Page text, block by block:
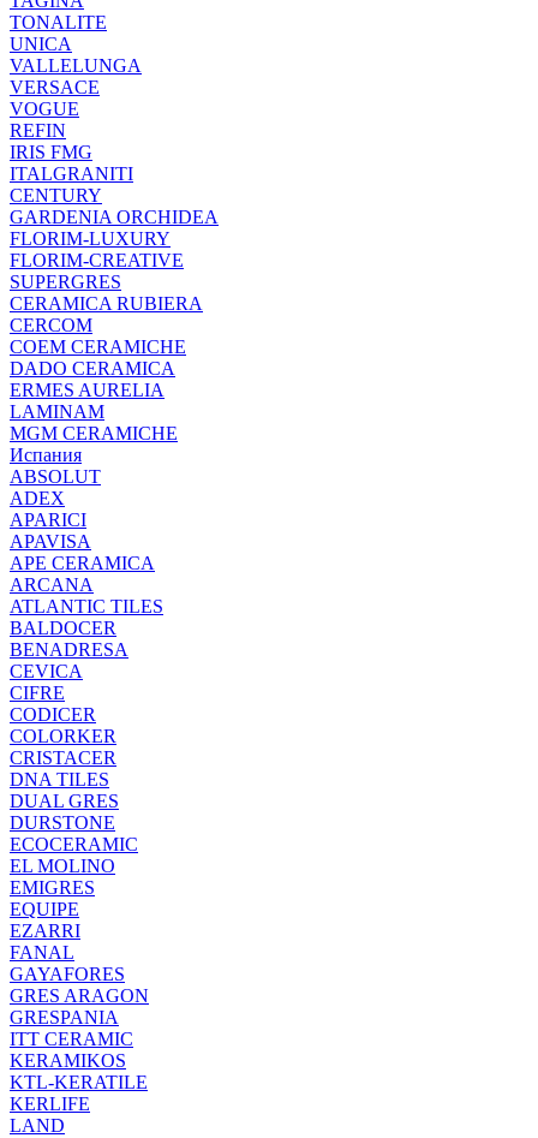
TONALITE
UNICA
VALLELUNGA
VERSACE
VOGUE
REFIN
IRIS FMG
ITALGRANITI
CENTURY
GARDENIA ORCHIDEA
FLORIM-LUXURY
FLORIM-CREATIVE
SUPERGRES
CERAMICA RUBIERA
CERCOM
COEM CERAMICHE
DADO CERAMICA
ERMES AURELIA
LAMINAM
MGM CERAMICHE
Испания
ABSOLUT
ADEX
APARICI
APAVISA
APE CERAMICA
ARCANA
ATLANTIC TILES
BALDOCER
BENADRESA
CEVICA
CIFRE
CODICER
COLORKER
CRISTACER
DNA TILES
DUAL GRES
DURSTONE
ECOCERAMIC
EL MOLINO
EMIGRES
EQUIPE
EZARRI
FANAL
GAYAFORES
GRES ARAGON
GRESPANIA
ITT CERAMIC
KERAMIKOS
KTL-KERATILE
KERLIFE
LAND